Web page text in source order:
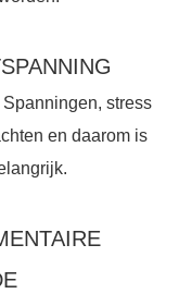
stress
en daarom is